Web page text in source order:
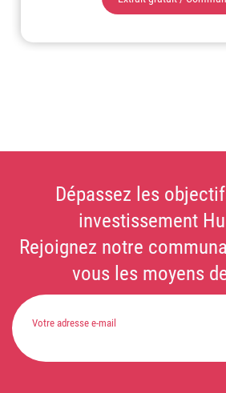
Dépassez les
investissement
Rejoignez notre
vous les moyens